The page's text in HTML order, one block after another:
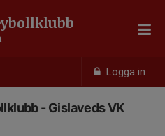
Logga in
- Gislaveds VK